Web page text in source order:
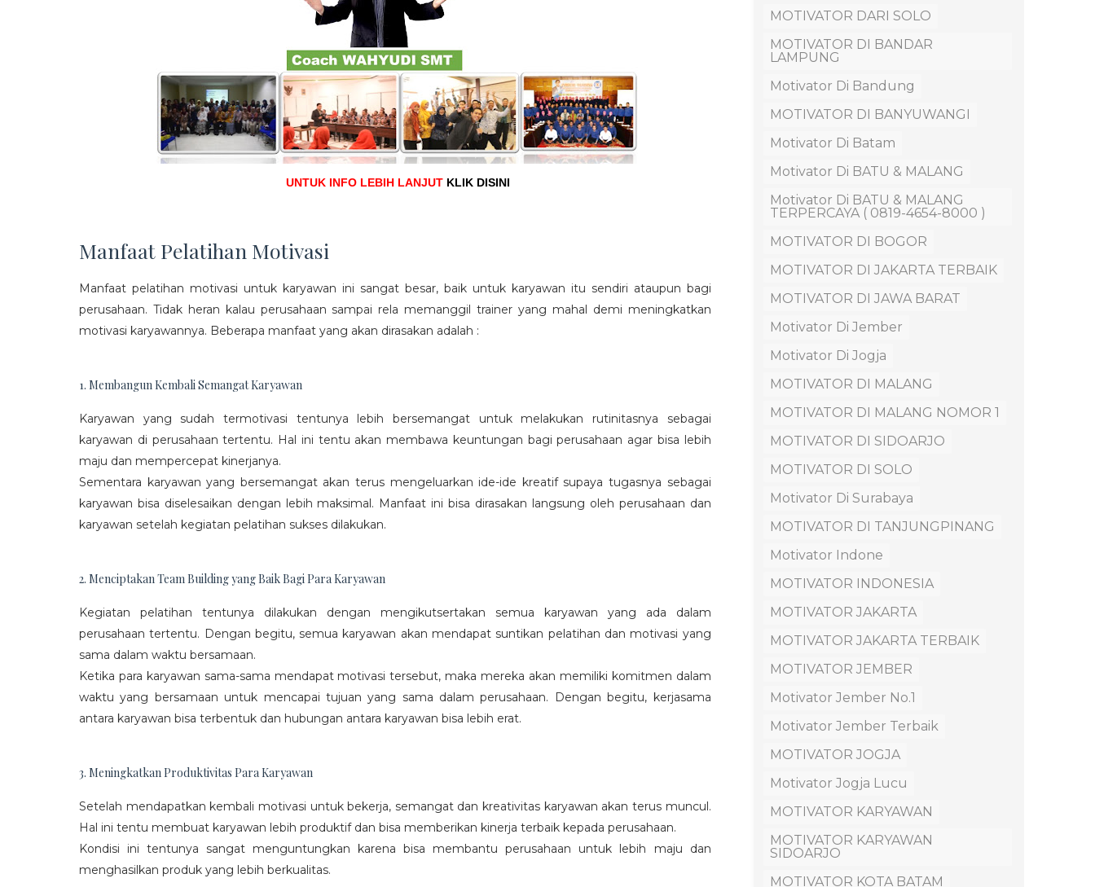
UNTUK INFO LEBIH LANJUT KLIK DISINI
Manfaat Pelatihan Motivasi
Manfaat pelatihan motivasi untuk karyawan ini sangat besar, baik untuk karyawan itu sendiri ataupun bagi
perusahaan. Tidak heran kalau perusahaan sampai rela memanggil trainer yang mahal demi meningkatkan
motivasi karyawannya. Beberapa manfaat yang akan dirasakan adalah :
1. Membangun Kembali Semangat Karyawan
Karyawan yang sudah termotivasi tentunya lebih bersemangat untuk melakukan rutinitasnya sebagai
karyawan di perusahaan tertentu. Hal ini tentu akan membawa keuntungan bagi perusahaan agar bisa lebih
maju dan mempercepat kinerjanya.
Sementara karyawan yang bersemangat akan terus mengeluarkan ide-ide kreatif supaya tugasnya sebagai
karyawan bisa diselesaikan dengan lebih maksimal. Manfaat ini bisa dirasakan langsung oleh perusahaan dan
karyawan setelah kegiatan pelatihan sukses dilakukan.
2. Menciptakan Team Building yang Baik Bagi Para Karyawan
Kegiatan pelatihan tentunya dilakukan dengan mengikutsertakan semua karyawan yang ada dalam
perusahaan tertentu. Dengan begitu, semua karyawan akan mendapat suntikan pelatihan dan motivasi yang
sama dalam waktu bersamaan.
Ketika para karyawan sama-sama mendapat motivasi tersebut, maka mereka akan memiliki komitmen dalam
waktu yang bersamaan untuk mencapai tujuan yang sama dalam perusahaan. Dengan begitu, kerjasama
antara karyawan bisa terbentuk dan hubungan antara karyawan bisa lebih erat.
3. Meningkatkan Produktivitas Para Karyawan
Setelah mendapatkan kembali motivasi untuk bekerja, semangat dan kreativitas karyawan akan terus muncul.
Hal ini tentu membuat karyawan lebih produktif dan bisa memberikan kinerja terbaik kepada perusahaan.
Kondisi ini tentunya sangat menguntungkan karena bisa membantu perusahaan untuk lebih maju dan
menghasilkan produk yang lebih berkualitas.
MOTIVATOR DARI SOLO
MOTIVATOR DI BANDAR
LAMPUNG
Motivator Di Bandung
MOTIVATOR DI BANYUWANGI
Motivator Di Batam
Motivator Di BATU & MALANG
Motivator Di BATU & MALANG
TERPERCAYA ( 0819-4654-8000 )
MOTIVATOR DI BOGOR
MOTIVATOR DI JAKARTA TERBAIK
MOTIVATOR DI JAWA BARAT
Motivator Di Jember
Motivator Di Jogja
MOTIVATOR DI MALANG
MOTIVATOR DI MALANG NOMOR 1
MOTIVATOR DI SIDOARJO
MOTIVATOR DI SOLO
Motivator Di Surabaya
MOTIVATOR DI TANJUNGPINANG
Motivator Indone
MOTIVATOR INDONESIA
MOTIVATOR JAKARTA
MOTIVATOR JAKARTA TERBAIK
MOTIVATOR JEMBER
Motivator Jember No.1
Motivator Jember Terbaik
MOTIVATOR JOGJA
Motivator Jogja Lucu
MOTIVATOR KARYAWAN
MOTIVATOR KARYAWAN
SIDOARJO
MOTIVATOR KOTA BATAM